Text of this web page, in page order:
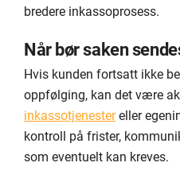
bredere inkassoprosess.
Når bør saken
Hvis kunden fortsatt ikke
oppfølging, kan det være
inkassotjenestereller
kontroll på frister,
som eventuelt kan kreves.